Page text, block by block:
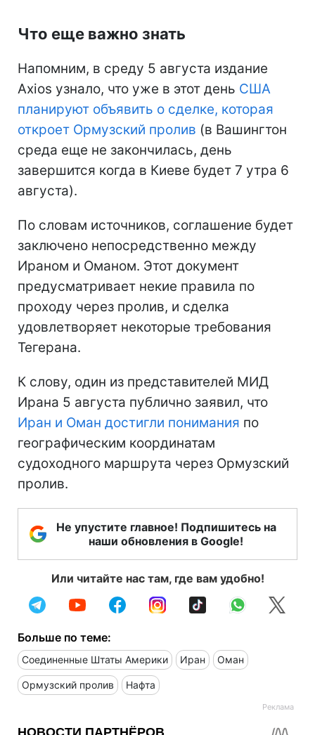
Что еще важно знать
Напомним, в среду 5 августа издание
Axios узнало, что уже в этот день США
планируют объявить о сделке, которая
откроет Ормузский пролив (в Вашингтон
среда еще не закончилась, день
завершится когда в Киеве будет 7 утра 6
августа).
По словам источников, соглашение будет
заключено непосредственно между
Ираном и Оманом. Этот документ
предусматривает некие правила по
проходу через пролив, и сделка
удовлетворяет некоторые требования
Тегерана.
К слову, один из представителей МИД
Ирана 5 августа публично заявил, что
Иран и Оман достигли понимания по
географическим координатам
судоходного маршрута через Ормузский
пролив.
Не упустите главное! Подпишитесь на
наши обновления в Google!
Или читайте нас там, где вам удобно!
Больше по теме:
Соединенные Штаты Америки Иран Оман
Ормузский пролив Нафта